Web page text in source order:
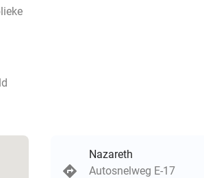
Nazareth
Autosnelweg E-17